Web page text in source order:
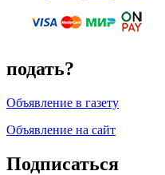
подать?
Объявление в газету
Объявление на сайт
Подписаться